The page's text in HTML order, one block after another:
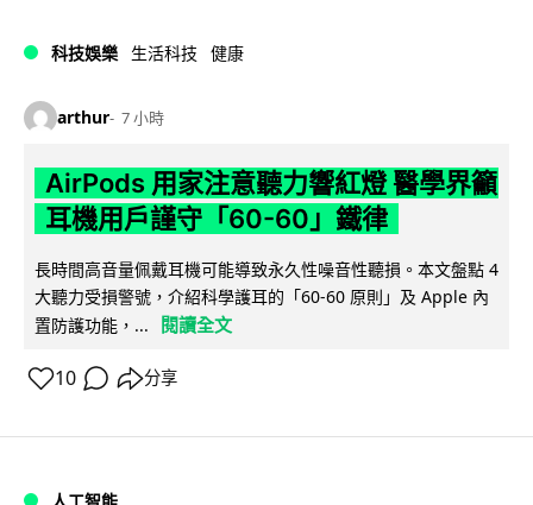
科技娛樂 生活科技 健康
arthur 7 小時
AirPods 用家注意聽力響紅燈 醫學界籲
耳機用戶謹守「60-60」鐵律
長時間高音量佩戴耳機可能導致永久性噪音性聽損。本文盤點 4
大聽力受損警號，介紹科學護耳的「60-60 原則」及 Apple 內
置防護功能，...
閱讀全文
10 分享